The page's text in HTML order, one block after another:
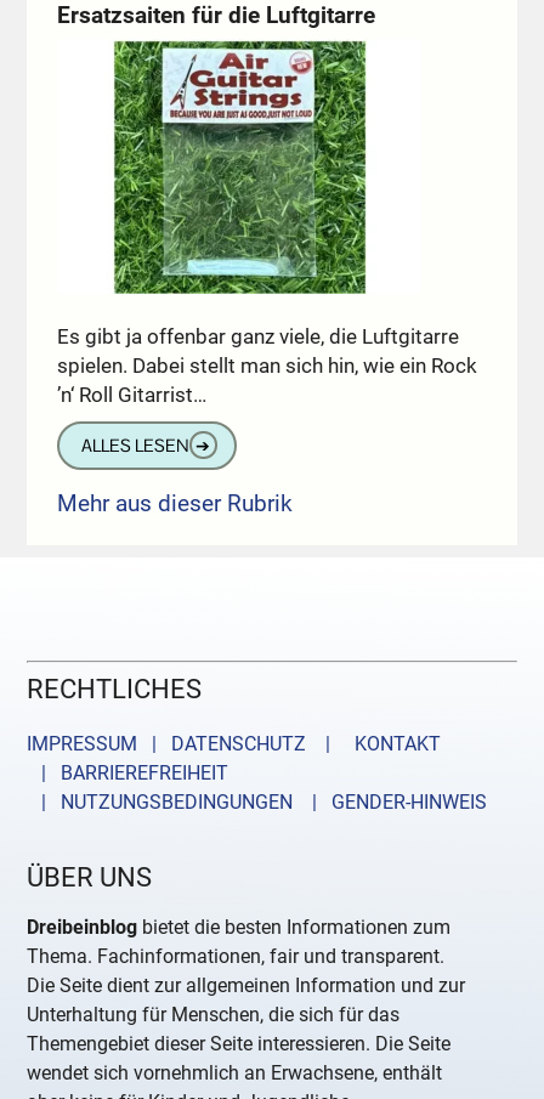
Ersatzsaiten für die Luftgitarre
Es gibt ja offenbar ganz viele, die Luftgitarre
spielen. Dabei stellt man sich hin, wie ein Rock
’n‘ Roll Gitarrist…
ALLES LESEN ➔
Mehr aus dieser Rubrik
RECHTLICHES
IMPRESSUM | DATENSCHUTZ |
KONTAKT
| BARRIEREFREIHEIT
| NUTZUNGSBEDINGUNGEN
| GENDER-HINWEIS
ÜBER UNS
Dreibeinblog bietet die besten Informationen zum
Thema. Fachinformationen, fair und transparent.
Die Seite dient zur allgemeinen Information und zur
Unterhaltung für Menschen, die sich für das
Themengebiet dieser Seite interessieren. Die Seite
wendet sich vornehmlich an Erwachsene, enthält